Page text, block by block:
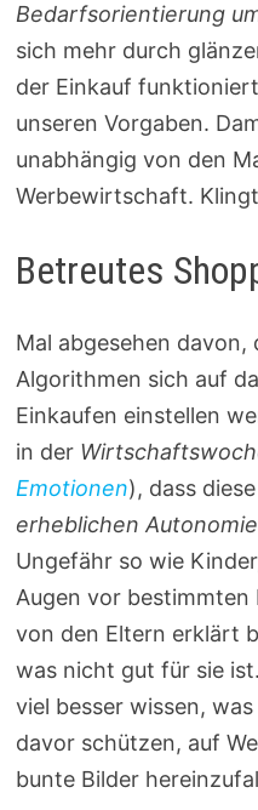
Bedarfsorientierung
sich mehr durch
der Einkauf
unseren Vorgaben.
unabhängig von den
Werbewirtschaft.
Betreutes
Mal abgesehen
Algorithmen sich auf
Einkaufen einstellen
in der
Emotionen), dass
erheblichen
Ungefähr so wie
Augen vor
von den Eltern erklärt
was nicht gut für sie
viel besser wissen,
davor schützen, auf
bunte Bilder